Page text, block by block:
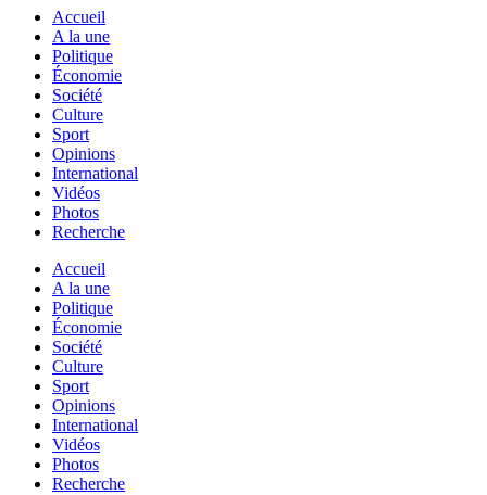
Accueil
A la une
Politique
Économie
Société
Culture
Sport
Opinions
International
Vidéos
Photos
Recherche
Accueil
A la une
Politique
Économie
Société
Culture
Sport
Opinions
International
Vidéos
Photos
Recherche